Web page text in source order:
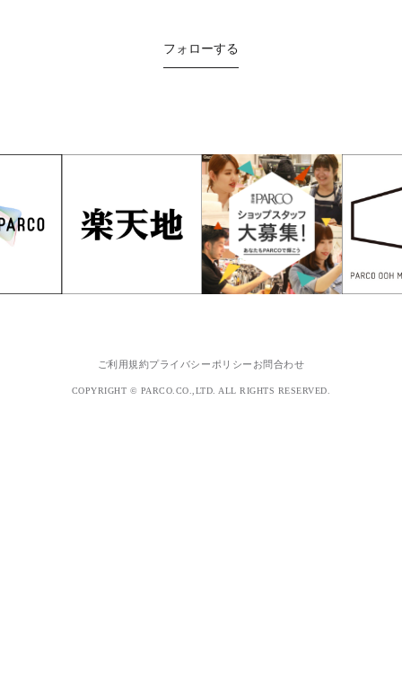
フォローする
ご利用規約プライバシーポリシー お問合わせ
COPYRIGHT © PARCO.CO.,LTD. ALL RIGHTS RESERVED.